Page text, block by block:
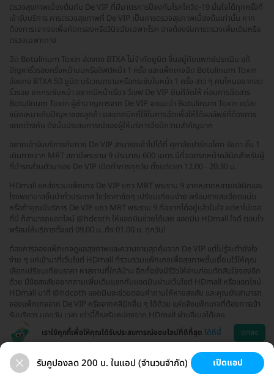
ตรวจสุขภาพเบื้องต้นกับ De VIP ที่มีมาตรการป้องกันโรคโควิด-19 มั่นใจได้ทุกครั้งที่
เข้ารับบริการ การตรวจสุขภาพที่ De VIP เป็นการตรวจสุขภาพเบื้องต้นเท่านั้น หาก
ต้องการเจาะจงเพื่อคัดกรองหรือวินิจฉัยเฉพาะโรค อาจต้องรับการตรวจเพิ่มเติมหรือ
ตรวจเฉพาะทาง
ฉีด Botulinum Toxin ฮ่องกง BTXA ไม่จำกัดยูนิต ขึ้นอยู่กับแพทย์ประเมิน แก้
ปัญหาริ้วรอยครึ้งหน้าบนหรือลิฟต์หน้า 1 ครั้ง และแพ็กเกจฉีด Botulinum Toxin
ฮ่องกง BTXA 50 ยูนิต บริเวณกรามหรือกระชับใบหน้า 1 ครั้ง สาว ๆ คนไหนอยากลด
ริ้วรอย ยกกระชับหน้า อยากมีหน้าเรียว วีเชฟ De VIP ยินดีจัดให้ ก่อนการฉีดสาร
Botulinum Toxin ผู้ชำนาญการจาก De VIP จะแนะนำ Botulinum Toxin แต่ละ
ชนิดเหมาะกับปัญหาของลูกค้า และเทคนิคที่ใช้ในการฉีดเพื่อให้ได้ผลลัพธ์ที่ต้องการ
แตกต่างกัน ดังนั้นประสบการณ์ของผู้ให้บริการจึงมีความสำคัญมาก
อยากเข้ารับบริการกับทาง De VIP สามารถเข้าไปได้ที่ ศุภาลัยปาร์คอโศก-รัชดา ชั้น 1
เดินทางจาก MRT สถานีพระราม 9 ประมาณ 600 เมตร มีที่จอดรถหน้าคลินิกสำหรับผู้
ที่นำรถส่วนตัวมาเอง De VIP เปิดทำการทุกวัน ตั้งแต่เวลา 12.00 - 20.30 น.
HDmall แหล่งรวมแพ็กเกจ De VIP แถว MRT พระราม 9 จากหลากหลายคลินิกและ
โรงพยาบาลชั้นนำทั่วประเทศ โชว์ราคาชัดๆ เปรียบเทียบง่าย พร้อมรายละเอียดแน่น
หรือถ้าคุณมีบริการ De VIP แถว MRT พระราม 9 ที่อยากได้อยู่แล้วในใจ แต่หาไม่เจอ
ที่นี่ ก็สามารถแอดไลน์ @hdcoth ให้แอดมินช่วยได้เลย แอดมิน HDmall ใจดี ตอบไว
พร้อมให้บริการตั้งแต่ 09.00 น. ถึง 01.00 น. ทุกวัน!
ต้องการจองแพ็กเกจดูแลสุขภาพและความงามสุดคุ้มจาก De VIP แต่ไม่รู้จะทำยังไง
ง่าย ๆ แค่เข้ามาที่เว็บไซต์ HDmall ที่รวบรวมแพ็กเกจเพื่อสุขภาพชั้นเยี่ยมไว้ให้คุณ
เลือกเปรียบเทียบราคา หาสถานที่ใกล้บ้าน อีกทั้งยังมีรีวิวให้อ่านก่อนตัดสินใจจองอีก
ด้วย มีข้อสงสัยอยากถามเพิ่มเติมแชทกับแอดมินผ่านเว็บไซต์ HDmall หรือแอดไลน์
HDmall มาที่ @hdcoth แอดมินจะช่วยตอบคำถามให้หายสงสัย และคุณยังสามารถ
จองแพ็กเกจจาก De VIP หรือจากคลินิกอื่น ๆ ได้ด้วย แค่แจ้งแพ็กเกจที่ต้องการเข้า
รับบริการ บอกวัน เวลา เท่านี้ก็รอรับคูปองจาก HDmall ผ่านอีเมลได้เลย
ขนที่ลับ ช่วยเหลือ โหลดแอพ
เราใช้คุกกี้เพื่อให้คุณได้รับประสบการณ์ออนไลน์ที่ดีที่สุด ได้ที่นี่ ตกลง
รับคูปองลด 200 บ. ในแอป (จำนวนจำกัด) เปิดแอป